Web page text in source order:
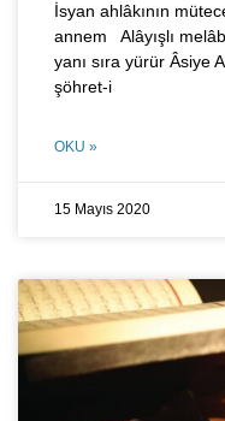
İsyan ahlâkının
annem Alâyışlı
yanı sıra yürür
şöhret-i
OKU »
15 Mayıs 2020